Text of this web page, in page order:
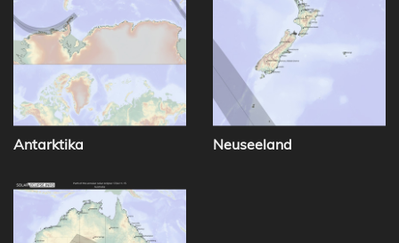
Antarktika Neuseeland